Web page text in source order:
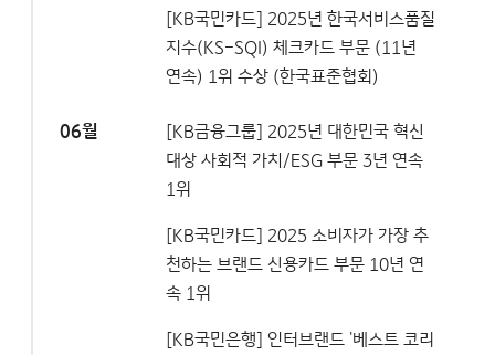
[KB국민카드] 2025년 한국서비스품질
지수(KS-SQI) 체크카드 부문 (11년
연속) 1위 수상 (한국표준협회)
06월
[KB금융그룹] 2025년 대한민국 혁신
대상 사회적 가치/ESG 부문 3년 연속
1위
[KB국민카드] 2025 소비자가 가장 추
천하는 브랜드 신용카드 부문 10년 연
속 1위
[KB국민은행] 인터브랜드 '베스트 코리